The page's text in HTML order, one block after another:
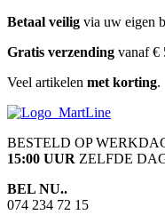
Ga
de
Betaal veilig via uw eigen
Gratis verzending vanaf €
Veel artikelen met korting.
martline.nl
BESTELD OP
15:00 UUR ZELFDE
BEL NU..
074 234 72 15